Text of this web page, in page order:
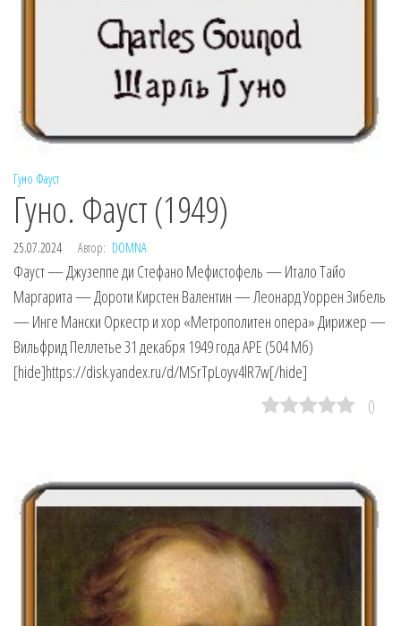
Гуно Фауст
Гуно. Фауст (1949)
25.07.2024 Автор: DOMNA
Фауст — Джузеппе ди Стефано Мефистофель — Итало Тайо
Маргарита — Дороти Кирстен Валентин — Леонард Уоррен Зибель
— Инге Мански Оркестр и хор «Метрополитен опера» Дирижер —
Вильфрид Пеллетье 31 декабря 1949 года APE (504 Мб)
[hide]https://disk.yandex.ru/d/MSrTpLoyv4lR7w[/hide]
0